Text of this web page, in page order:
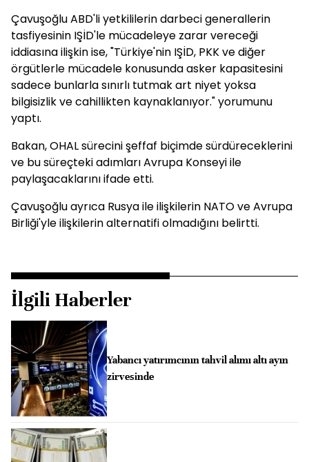
Çavuşoğlu ABD'li yetkililerin darbeci generallerin
tasfiyesinin IŞİD'le mücadeleye zarar vereceği
iddiasına ilişkin ise, "Türkiye'nin IŞİD, PKK ve diğer
örgütlerle mücadele konusunda asker kapasitesini
sadece bunlarla sınırlı tutmak art niyet yoksa
bilgisizlik ve cahillikten kaynaklanıyor." yorumunu
yaptı.
Bakan, OHAL sürecini şeffaf biçimde sürdüreceklerini
ve bu süreçteki adımları Avrupa Konseyi ile
paylaşacaklarını ifade etti.
Çavuşoğlu ayrıca Rusya ile ilişkilerin NATO ve Avrupa
Birliği'yle ilişkilerin alternatifi olmadığını belirtti.
İlgili Haberler
Yabancı yatırımcının tahvil alımı altı ayın
zirvesinde